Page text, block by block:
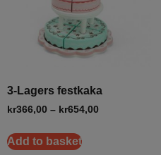
3-Lagers festkaka
kr366,00 – kr654,00
Add to basket